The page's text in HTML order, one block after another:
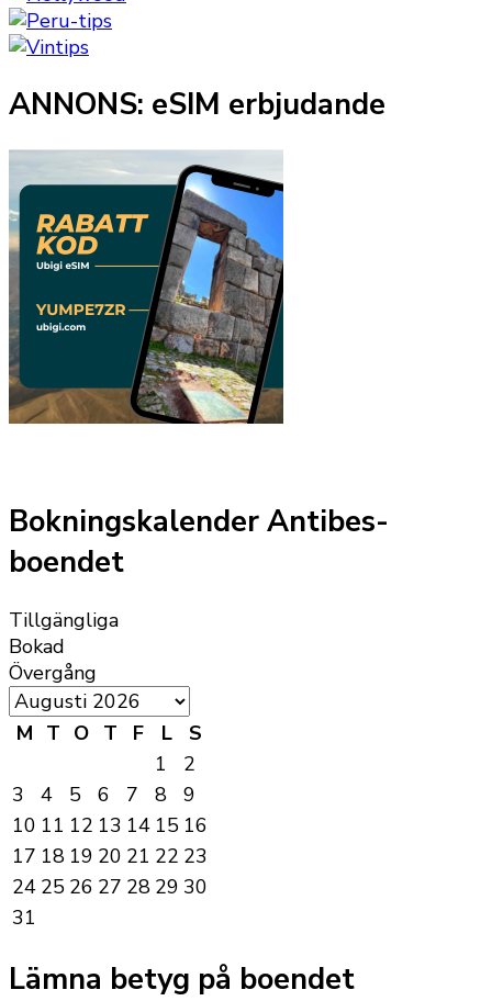
ANNONS: eSIM erbjudande
Bokningskalender Antibes-
boendet
Tillgängliga
Bokad
Övergång
M T O T F L
S
1
2
3
4 5 6 7 8
9
10 11 12 13 14 15 16
17 18 19 20 21 22 23
24 25 26 27 28 29 30
31
Lämna betyg på boendet